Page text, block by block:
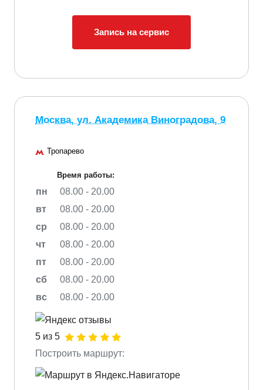
Запись на сервис
Москва, ул. Академика Виноградова, 9
Тропарево
Время работы:
пн
08.00 - 20.00
вт
08.00 - 20.00
ср
08.00 - 20.00
чт
08.00 - 20.00
пт
08.00 - 20.00
сб
08.00 - 20.00
вс
08.00 - 20.00
5 из 5
Построить маршрут: